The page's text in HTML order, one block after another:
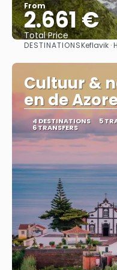
From
2.661 €
Total Price
DESTINATIONSKeflavik ·
Cultuur &
en de
4 DESTINATIONS 5
6 TRANSFERS